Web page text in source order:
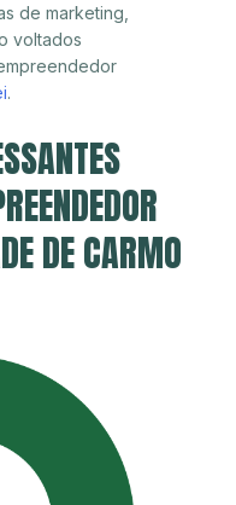
de marketing,
voltados
.
DE CARMO